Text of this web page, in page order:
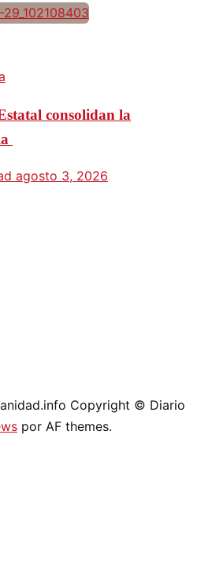
consolidan la
agosto 3, 2026
Copyright © Diario
por AF themes.